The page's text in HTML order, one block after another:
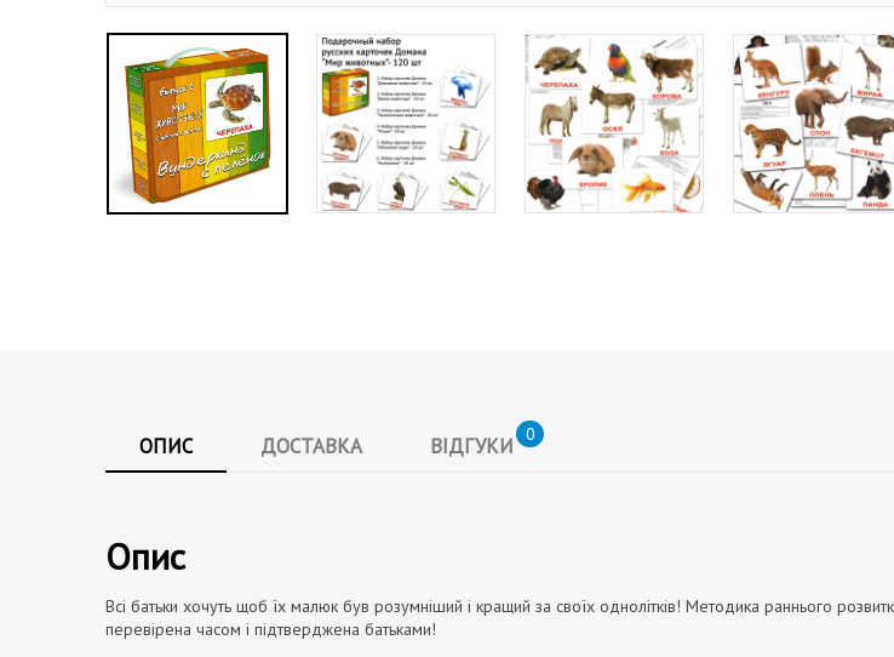
а
ОПИС ДОСТАВКА ВІДГУКИ 0
Опис
Всі батьки хочуть щоб їх малюк був розумніший і кращий за своїх однолітків! Методика раннього
перевірена часом і підтверджена батьками!